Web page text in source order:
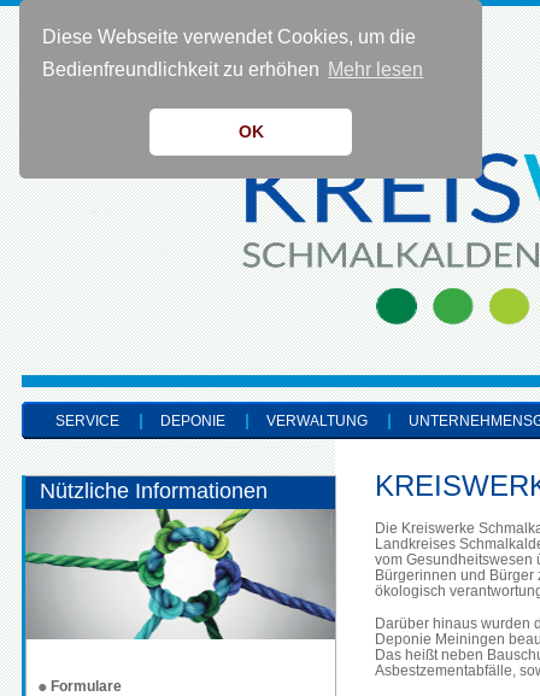
Diese Webseite verwendet Cookies, um die
Bedienfreundlichkeit zu erhöhen Mehr lesen
OK
KONTAKT 0 36 83 - 40 91 0
SERVICE DEPONIE VERWALTUNG
Die Kreiswerke
Landkreises
vom Gesundheitswesen
Bürgerinnen und
ökologisch
Darüber hinaus wurden
Deponie Meiningen
Das heißt neben
Asbestzementabfälle,
Nützliche Informationen
Formulare